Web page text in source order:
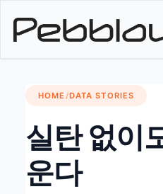
HOME/DATA STORIES
실탄 없이
운다